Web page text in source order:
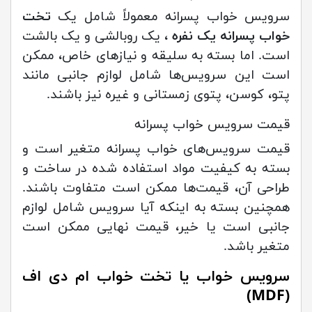
سرویس خواب پسرانه معمولاً شامل یک تخت
خواب پسرانه یک نفره ، یک روبالشی و یک بالشت
است. اما بسته به سلیقه و نیازهای خاص، ممکن
است این سرویس‌ها شامل لوازم جانبی مانند
پتو، کوسن، پتوی زمستانی و غیره نیز باشند.
قیمت سرویس‌ خواب پسرانه
قیمت سرویس‌های خواب پسرانه متغیر است و
بسته به کیفیت مواد استفاده شده در ساخت و
طراحی آن، قیمت‌ها ممکن است متفاوت باشند.
همچنین بسته به اینکه آیا سرویس شامل لوازم
جانبی است یا خیر، قیمت نهایی ممکن است
متغیر باشد.
سرویس خواب یا تخت خواب ام دی اف
(MDF)